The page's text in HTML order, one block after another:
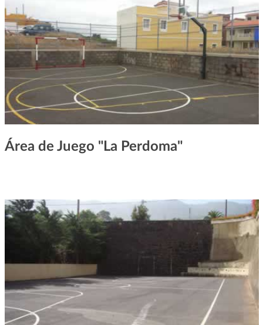
Área de Juego "La Perdoma"